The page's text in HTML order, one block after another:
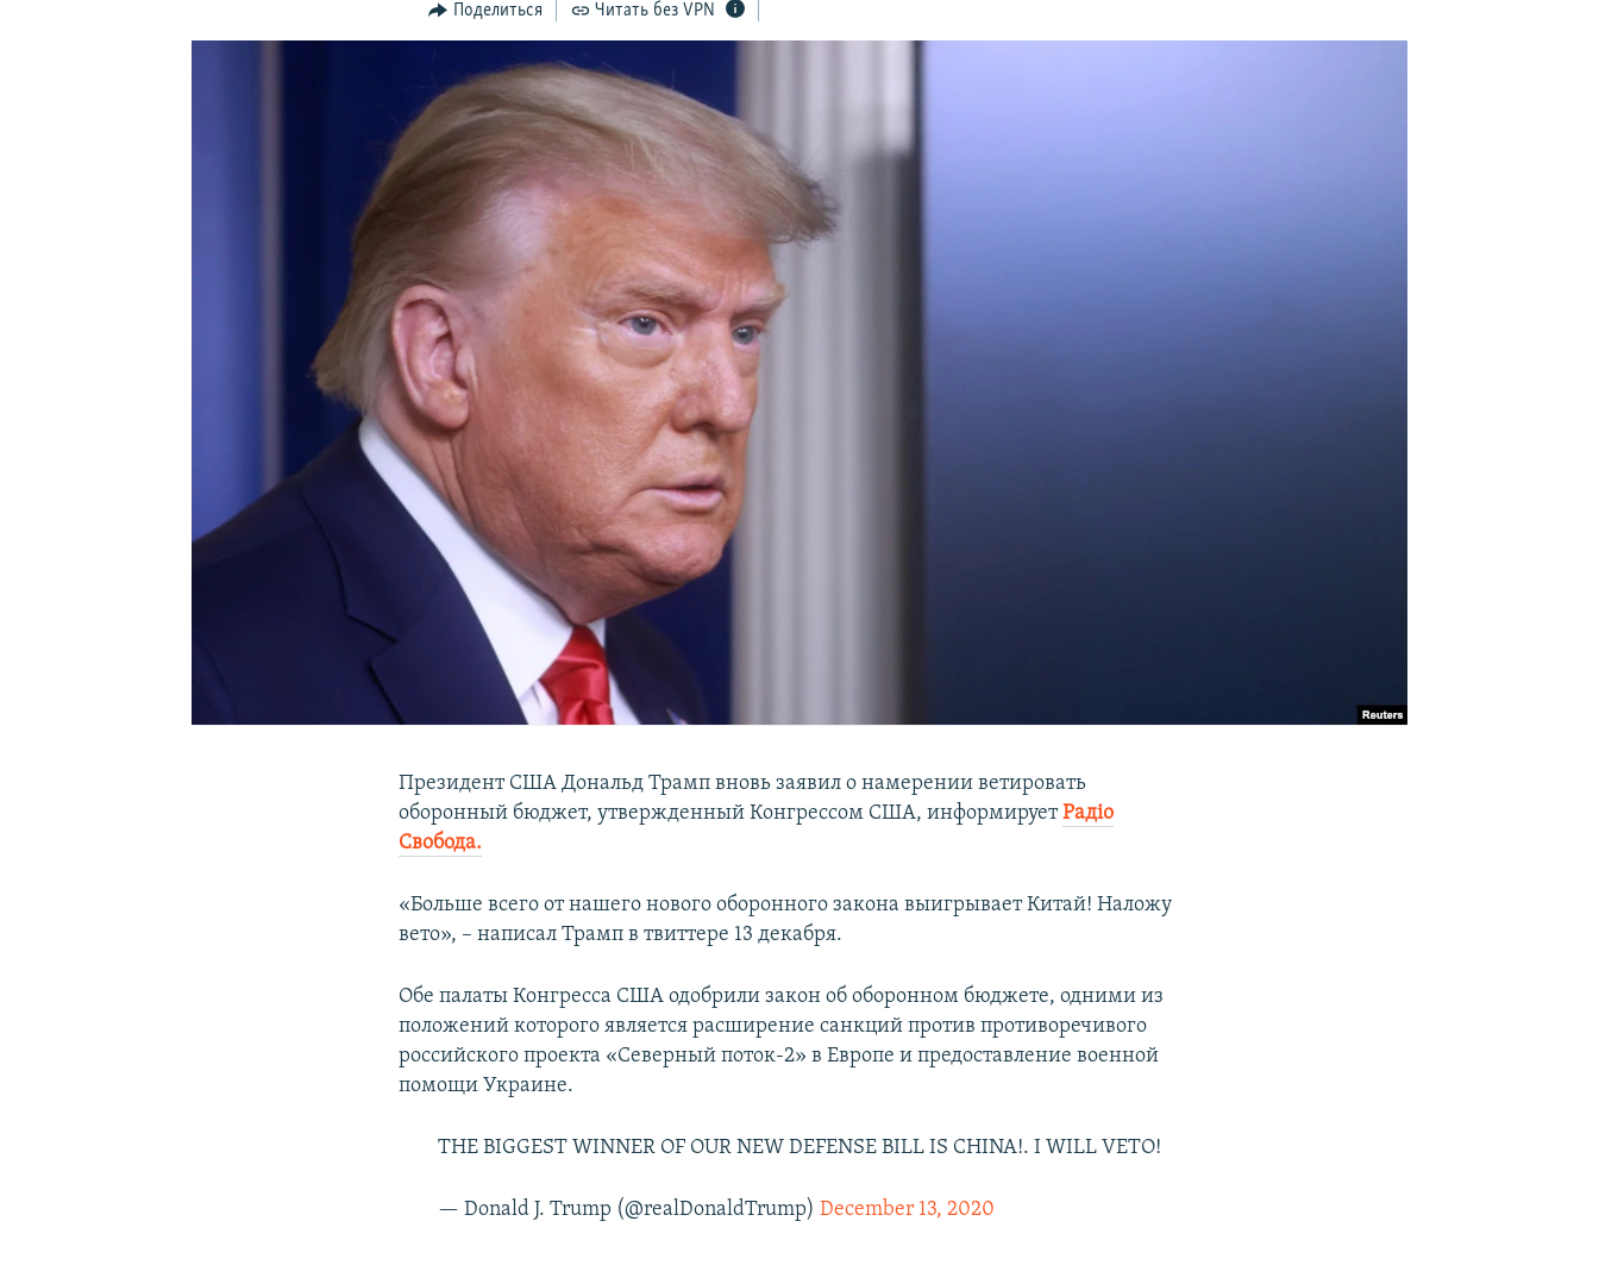
КРЫМ.НЕПОКОРЕННЫЙ
Поделиться Читать без VPN
Президент США Дональд Трамп вновь заявил о намерении ветировать
оборонный бюджет, утвержденный Конгрессом США, информируетРадіо
Свобода.
«Больше всего от нашего нового оборонного закона выигрывает Китай! Наложу
вето», – написал Трамп в твиттере 13 декабря.
Обе палаты Конгресса США одобрили закон об оборонном бюджете, одними из
положений которого является расширение санкций против противоречивого
российского проекта «Северный поток-2» в Европе и предоставление военной
помощи Украине.
THE BIGGEST WINNER OF OUR NEW DEFENSE BILL IS CHINA!. I WILL VETO!
— Donald J. Trump (@realDonaldTrump) December 13, 2020